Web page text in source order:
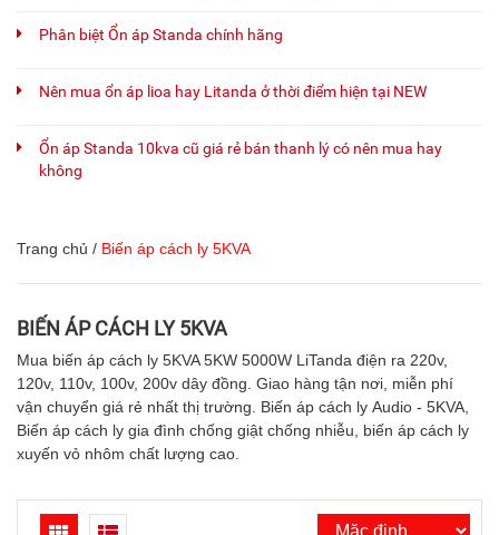
Phân biệt Ổn áp Standa chính hãng
Nên mua ổn áp lioa hay Litanda ở thời điểm hiện tại NEW
Ổn áp Standa 10kva cũ giá rẻ bán thanh lý có nên mua hay
không
Trang chủ / Biến áp cách ly 5KVA
BIẾN ÁP CÁCH LY 5KVA
Mua biến áp cách ly 5KVA 5KW 5000W LiTanda điện ra 220v,
120v, 110v, 100v, 200v dây đồng. Giao hàng tận nơi, miễn phí
vận chuyển giá rẻ nhất thị trường. Biến áp cách ly Audio - 5KVA,
Biến áp cách ly gia đình chống giật chống nhiễu, biến áp cách ly
xuyến vỏ nhôm chất lượng cao.